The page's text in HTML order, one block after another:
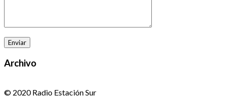
Archivo
© 2020 Radio Estación Sur